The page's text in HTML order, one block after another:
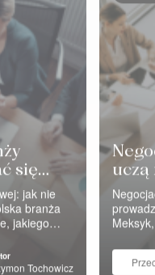
się
jak nie
branża
jakiego
Tochowicz
uczą
na
wielu
różne